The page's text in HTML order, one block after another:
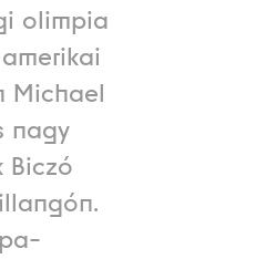
olimpia
Michael
nagy
Biczó